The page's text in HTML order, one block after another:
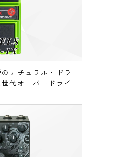
ナチュラル・ドラ
代オーバードライ